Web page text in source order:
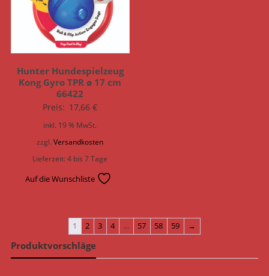
Hunter Hundespielzeug
Kong Gyro TPR ø 17 cm
66422
Preis: 17,66€
inkl. 19 % MwSt.
zzgl.Versandkosten
Lieferzeit:4 bis 7 Tage
Auf die Wunschliste
1 2 3 4 … 57 58 59 →
Produktvorschläge